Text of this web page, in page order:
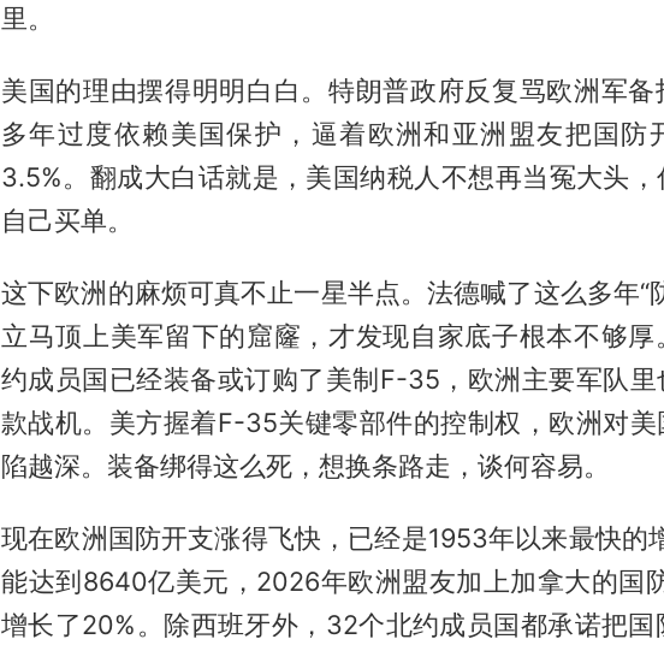
里。
美国的理由摆得明明白白。特朗普政府反复骂欧洲军备
多年过度依赖美国保护，逼着欧洲和亚洲盟友把国防
3.5%。翻成大白话就是，美国纳税人不想再当冤大头
自己买单。
这下欧洲的麻烦可真不止一星半点。法德喊了这么多年“
立马顶上美军留下的窟窿，才发现自家底子根本不够
约成员国已经装备或订购了美制F-35，欧洲主要军队
款战机。美方握着F-35关键零部件的控制权，欧洲对美
陷越深。装备绑得这么死，想换条路走，谈何容易。
现在欧洲国防开支涨得飞快，已经是1953年以来最快的
能达到8640亿美元，2026年欧洲盟友加上加拿大的国
增长了20%。除西班牙外，32个北约成员国都承诺把国